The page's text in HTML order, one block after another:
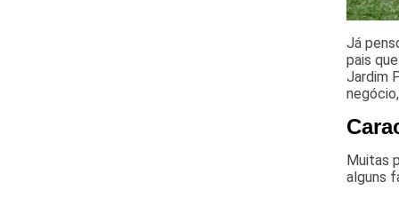
Já
pais
Jardim
Muitas
alguns